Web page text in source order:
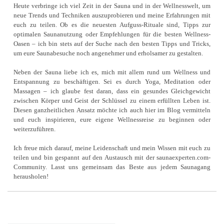
Heute verbringe ich viel Zeit in der Sauna und in der Wellnesswelt, um
neue Trends und Techniken auszuprobieren und meine Erfahrungen mit
euch zu teilen. Ob es die neuesten Aufguss-Rituale sind, Tipps zur
optimalen Saunanutzung oder Empfehlungen für die besten Wellness-
Oasen – ich bin stets auf der Suche nach den besten Tipps und Tricks,
um eure Saunabesuche noch angenehmer und erholsamer zu gestalten.
Neben der Sauna liebe ich es, mich mit allem rund um Wellness und
Entspannung zu beschäftigen. Sei es durch Yoga, Meditation oder
Massagen – ich glaube fest daran, dass ein gesundes Gleichgewicht
zwischen Körper und Geist der Schlüssel zu einem erfüllten Leben ist.
Diesen ganzheitlichen Ansatz möchte ich auch hier im Blog vermitteln
und euch inspirieren, eure eigene Wellnessreise zu beginnen oder
weiterzuführen.
Ich freue mich darauf, meine Leidenschaft und mein Wissen mit euch zu
teilen und bin gespannt auf den Austausch mit der saunaexperten.com-
Community. Lasst uns gemeinsam das Beste aus jedem Saunagang
herausholen!